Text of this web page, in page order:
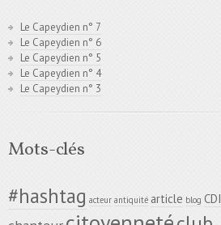
Le Capeydien n° 7
Le Capeydien n° 6
Le Capeydien n° 5
Le Capeydien n° 4
Le Capeydien n° 3
Mots-clés
#hashtag acteur antiquité article blog CDI